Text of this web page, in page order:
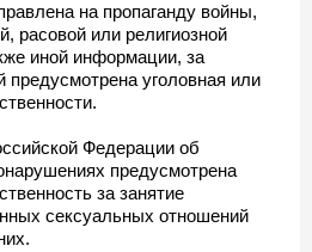
на пропаганду войны,
расовой или религиозной
иной информации, за
предусмотрена уголовная или
Федерации об
предусмотрена
за занятие
сексуальных отношений